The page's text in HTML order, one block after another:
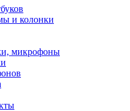
и колонки
микрофоны